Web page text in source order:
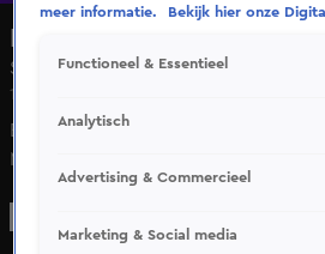
Seizoen 1, aflevering 39
10 okt 2024, 16:00
Bas is op vakantie. Jordi en Julia
Masters uitje in het water viel én
bezoek gingen. Ook bespreken de
meer informatie.
Bekijk hier onze
Functioneel & Essentieel
Analytisch
Advertising & Commercieel
Marketing & Social media